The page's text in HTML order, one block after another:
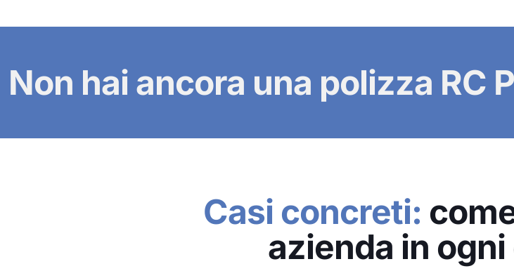
Non hai ancora una polizza RC
Casi concreti:
azienda in